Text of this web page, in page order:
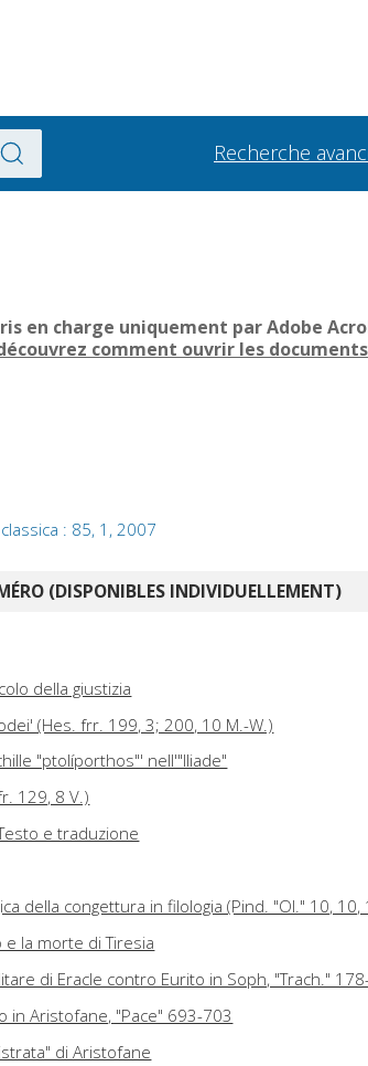
Recherche
en charge uniquement par Adobe
comment ouvrir les documents
: 85, 1, 2007
(DISPONIBLES INDIVIDUELLEMENT)
della giustizia
(Hes. frr. 199, 3; 200, 10 M.-W.)
"ptolíporthos"' nell'"Iliade"
129, 8 V.)
e traduzione
della congettura in filologia (Pind. "Ol." 10, 10,
la morte di Tiresia
di Eracle contro Eurito in Soph, "Trach."
in Aristofane, "Pace" 693-703
di Aristofane